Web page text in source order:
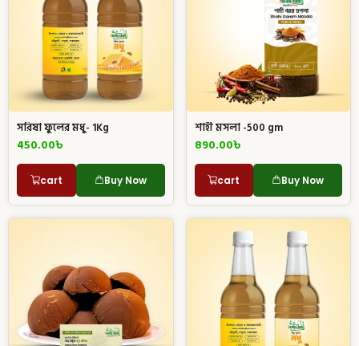
সরিষা ফুলের মধু- 1Kg
450.00৳
cart Buy Now
শাহী মসলা -500 gm
890.00৳
cart Buy Now